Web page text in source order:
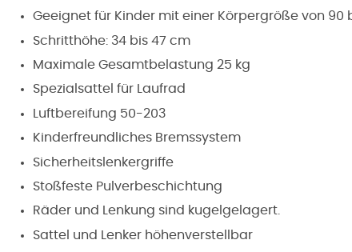
Geeignet für Kinder mit einer Körpergröße von 90
Schritthöhe: 34 bis 47 cm
Maximale Gesamtbelastung 25 kg
Spezialsattel für Laufrad
Luftbereifung 50-203
Kinderfreundliches Bremssystem
Sicherheitslenkergriffe
Stoßfeste Pulverbeschichtung
Räder und Lenkung sind kugelgelagert.
Sattel und Lenker höhenverstellbar